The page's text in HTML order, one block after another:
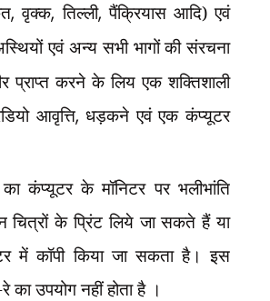
,वृक्क,तिल्ली,पैंक्रियास आदि) एवं
एवं अन्य सभी भागों की संरचना
प्राप्त करने के लिय एक शक्तिशाली
आवृत्ति,धड़कने एवं एक कंप्यूटर
कंप्यूटर के मॉनिटर पर भलीभांति
चित्रों के प्रिंट लिये जा सकते हैं या
में कॉपी किया जा सकता है। इस
उपयोग नहीं होता है ।